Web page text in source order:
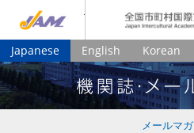
Japanese English Korean
メールマ